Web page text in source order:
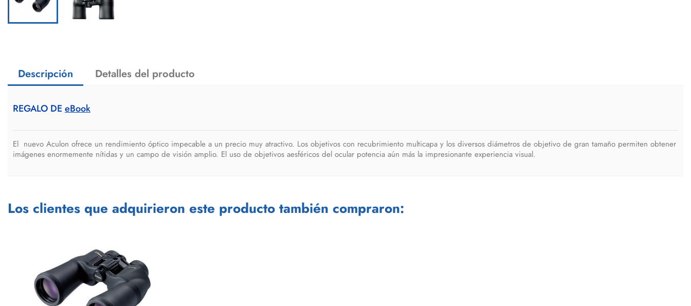
Descripción Detalles del producto
REGALO DE eBook
El nuevo Aculon ofrece un rendimiento óptico impecable a un precio muy atractivo. Los objetivos con recubrimiento multicapa y los diversos diámetros de objetivo de gran tamaño permiten obtener
imágenes enormemente nítidas y un campo de visión amplio. El uso de objetivos aesféricos del ocular potencia aún más la impresionante experiencia visual.
Los clientes que adquirieron este producto también compraron: